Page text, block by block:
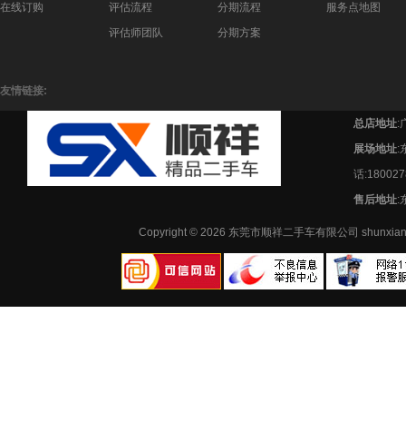
在线订购
评估流程
评估师团队
分期流程
分期方案
服务点地图
友情链接:
总店地址:
展场地址:
话
售后地址:
Copyright © 2026 东莞市顺祥二手车有限公司